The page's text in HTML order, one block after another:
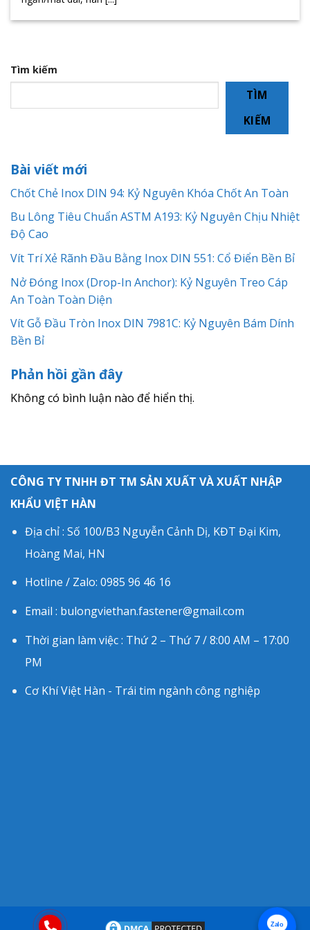
Tìm kiếm
TÌM
KIẾM
Bài viết mới
Chốt Chẻ Inox DIN 94: Kỷ Nguyên Khóa Chốt An Toàn
Bu Lông Tiêu Chuẩn ASTM A193: Kỷ Nguyên Chịu Nhiệt
Độ Cao
Vít Trí Xẻ Rãnh Đầu Bằng Inox DIN 551: Cổ Điển Bền Bỉ
Nở Đóng Inox (Drop-In Anchor): Kỷ Nguyên Treo Cáp
An Toàn Toàn Diện
Vít Gỗ Đầu Tròn Inox DIN 7981C: Kỷ Nguyên Bám Dính
Bền Bỉ
Phản hồi gần đây
Không có bình luận nào để hiển thị.
CÔNG TY TNHH ĐT TM SẢN XUẤT VÀ XUẤT NHẬP
KHẨU VIỆT HÀN
Địa chỉ : Số 100/B3 Nguyễn Cảnh Dị, KĐT Đại Kim,
Hoàng Mai, HN
Hotline / Zalo: 0985 96 46 16
Email : bulongviethan.fastener@gmail.com
Thời gian làm việc : Thứ 2 – Thứ 7 / 8:00 AM – 17:00
PM
Cơ Khí Việt Hàn - Trái tim ngành công nghiệp
Zalo